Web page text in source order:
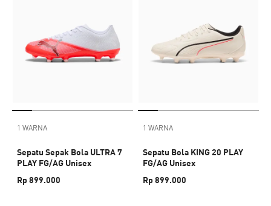
1 WARNA
Sepatu Sepak Bola ULTRA 7
PLAY FG/AG Unisex
Rp 899.000
1 WARNA
Sepatu Bola KING 20 PLAY
FG/AG Unisex
Rp 899.000